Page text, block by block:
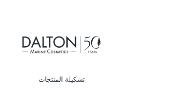
تشكيلة المنتجات